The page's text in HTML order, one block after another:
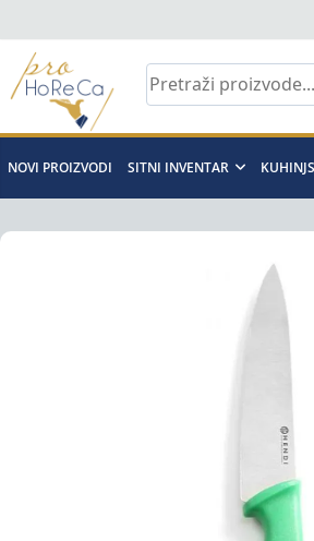
to
content
Pro
Horeca
d.o.o
NOVI PROIZVODI SITNI INVENTAR